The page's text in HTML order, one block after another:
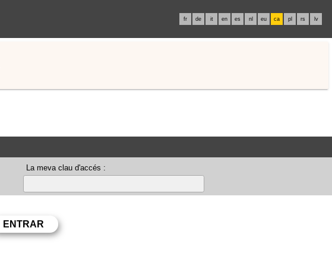
fr de it en es nl eu ca pl rs lv
La meva clau d'accés :